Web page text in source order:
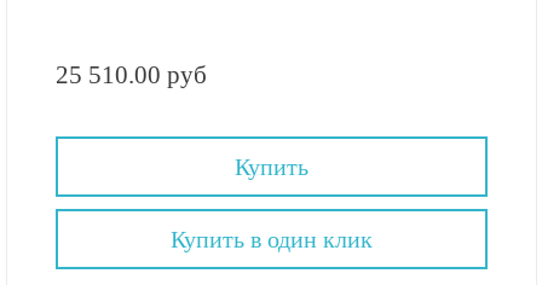
25 510.00 руб
Купить
Купить в один клик